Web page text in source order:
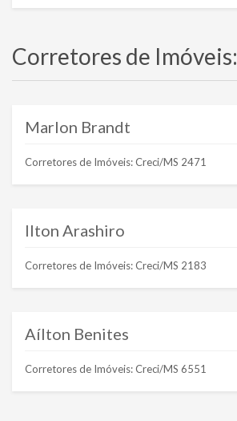
Corretores de Imóveis:
Marlon Brandt
Corretores de Imóveis: Creci/MS 2471
Ilton Arashiro
Corretores de Imóveis: Creci/MS 2183
Aílton Benites
Corretores de Imóveis: Creci/MS 6551